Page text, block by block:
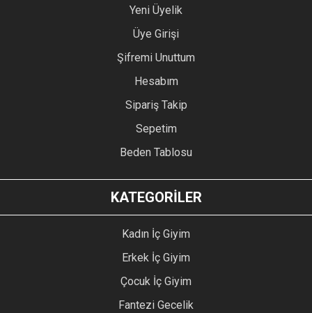
Yeni Üyelik
Üye Girişi
Şifremi Unuttum
Hesabım
Sipariş Takip
Sepetim
Beden Tablosu
KATEGORİLER
Kadın İç Giyim
Erkek İç Giyim
Çocuk İç Giyim
Fantezi Gecelik